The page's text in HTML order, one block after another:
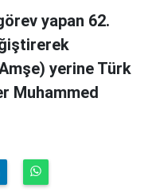
yapan 62.
yerine Türk
Muhammed